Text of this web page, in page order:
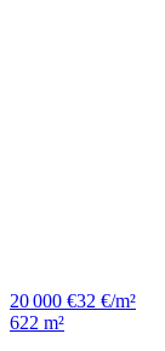
20 000 €32 €/m²
622 m²